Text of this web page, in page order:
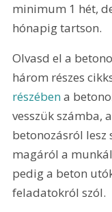
minimum 1 hét,
hónapig tartson.
Olvasd el a
három részes
részében a
vesszük számba, a
betonozásról lesz
magáról a
pedig a beton
feladatokról szól.